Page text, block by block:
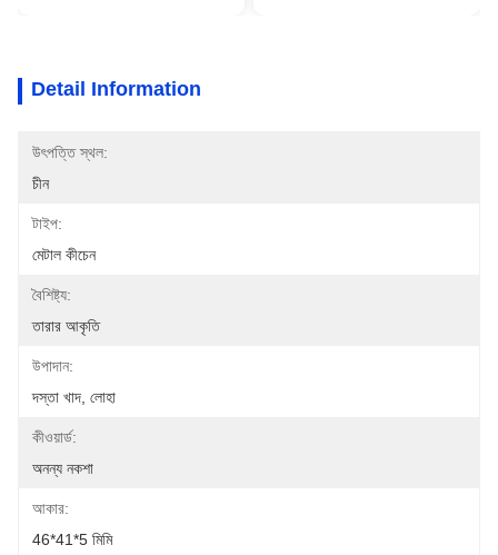
Detail Information
উৎপত্তি স্থল:
চীন
টাইপ:
মেটাল কীচেন
বৈশিষ্ট্য:
তারার আকৃতি
উপাদান:
দস্তা খাদ, লোহা
কীওয়ার্ড:
অনন্য নকশা
আকার:
46*41*5 মিমি